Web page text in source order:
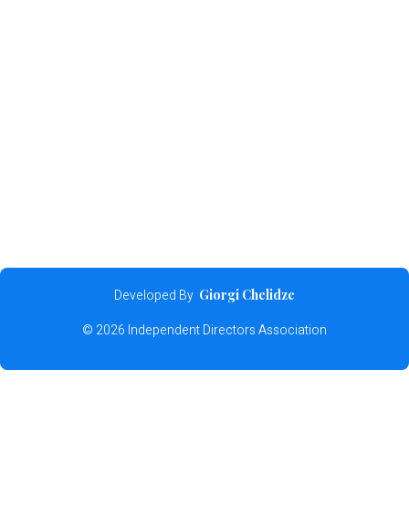
Developed By Giorgi Chelidze
© 2026 Independent Directors Association